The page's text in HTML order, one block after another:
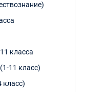
класса
11 класс)
класс)